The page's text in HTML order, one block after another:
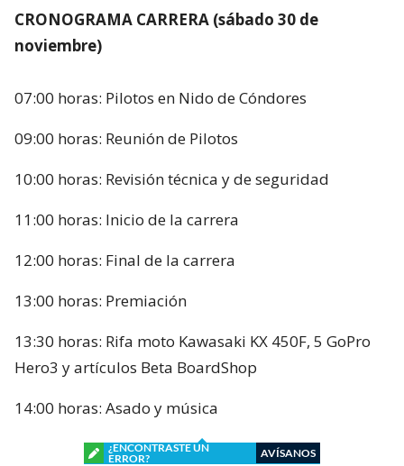
CRONOGRAMA CARRERA (sábado 30 de
noviembre)
07:00 horas: Pilotos en Nido de Cóndores
09:00 horas: Reunión de Pilotos
10:00 horas: Revisión técnica y de seguridad
11:00 horas: Inicio de la carrera
12:00 horas: Final de la carrera
13:00 horas: Premiación
13:30 horas: Rifa moto Kawasaki KX 450F, 5 GoPro
Hero3 y artículos Beta BoardShop
14:00 horas: Asado y música
¿ENCONTRASTE UN
ERROR?
AVÍSANOS